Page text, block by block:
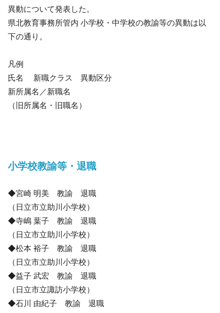
異動について発表した。
県北教育事務所管内 小学校・中学校の教諭等の異動は以
下の通り。
凡例
氏名 新職クラス 異動区分
新所属名／新職名
（旧所属名・旧職名）
小学校教諭等・退職
◆宮崎 明美 教諭 退職
（日立市立助川小学校）
◆寺嶋 葉子 教諭 退職
（日立市立助川小学校）
◆松本 裕子 教諭 退職
（日立市立助川小学校）
◆益子 武宏 教諭 退職
（日立市立諏訪小学校）
◆石川 由紀子 教諭 退職